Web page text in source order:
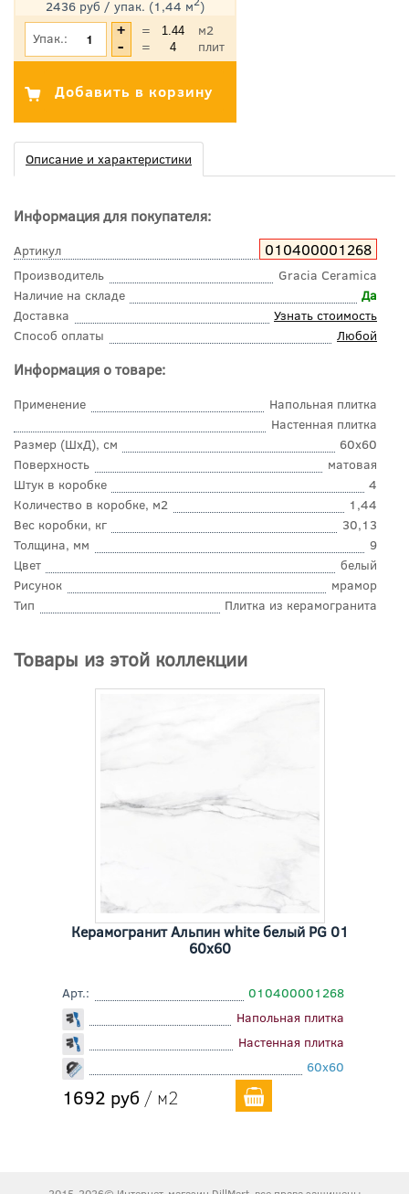
2436 руб / упак. (1,44 м )
*Цена указана с учетом НДС
Упак.: =
м2
=
плит
Описание и характеристики
Информация для покупателя:
Артикул 010400001268
Производитель
Gracia Ceramica
Наличие на складе
Да
Доставка
Узнать стоимость
Способ оплаты
Любой
Информация о товаре:
Применение
Напольная плитка
Настенная плитка
Размер (ШхД), см
60x60
Поверхность
матовая
Штук в коробке
4
Количество в коробке, м2
1,44
Вес коробки, кг
30,13
Толщина, мм
9
Цвет
белый
Рисунок
мрамор
Тип
Плитка из керамогранита
Товары из этой коллекции
Керамогранит Альпин white белый PG 01
60x60
Арт.:
010400001268
Напольная плитка
Настенная плитка
60x60
1692 руб / м2